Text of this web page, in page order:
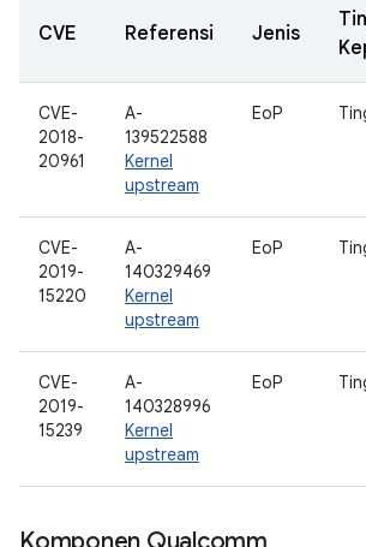
CVE Referensi Jenis
CVE-
2018-
20961
A-
139522588
Kernel
upstream
EoP
CVE-
2019-
15220
A-
140329469
Kernel
upstream
EoP
CVE-
2019-
15239
A-
140328996
Kernel
upstream
EoP